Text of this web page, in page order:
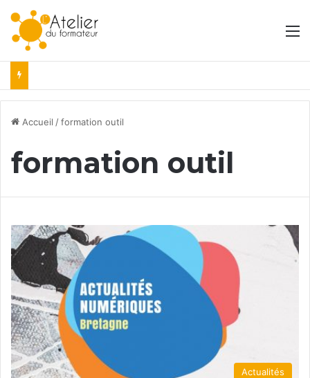
Accueil /formation outil
formation outil
Actualités